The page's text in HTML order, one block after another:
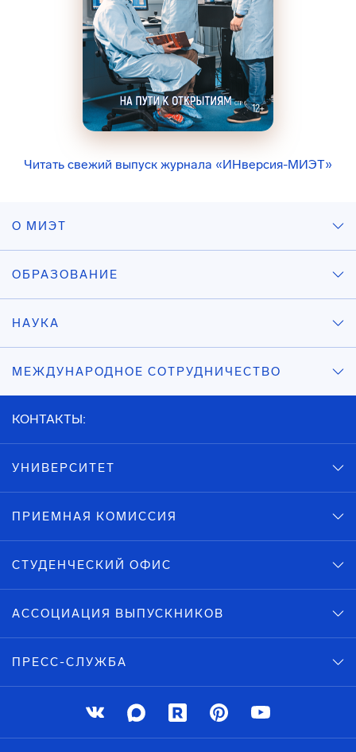
Читать свежий выпуск журнала «ИНверсия-МИЭТ»
О МИЭТ
ОБРАЗОВАНИЕ
НАУКА
МЕЖДУНАРОДНОЕ СОТРУДНИЧЕСТВО
КОНТАКТЫ:
УНИВЕРСИТЕТ
ПРИЕМНАЯ КОМИССИЯ
СТУДЕНЧЕСКИЙ ОФИС
АССОЦИАЦИЯ ВЫПУСКНИКОВ
ПРЕСС-СЛУЖБА